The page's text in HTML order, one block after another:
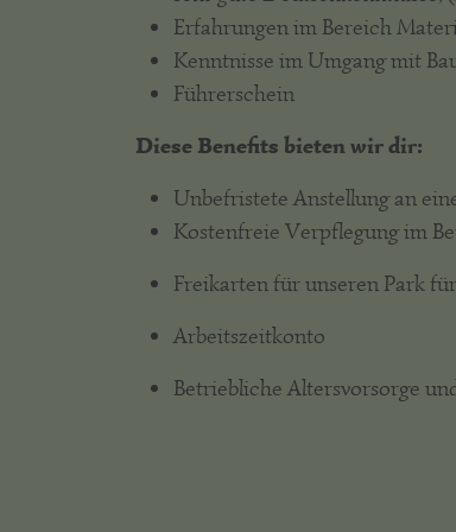
Erfahrungen im Bereich
Kenntnisse im Umgang mit
Führerschein
Diese Benefits bieten wir dir:
Unbefristete Anstellung an
Kostenfreie Verpflegung im
Freikarten für unseren Park
Arbeitszeitkonto
Betriebliche Altersvorsorge